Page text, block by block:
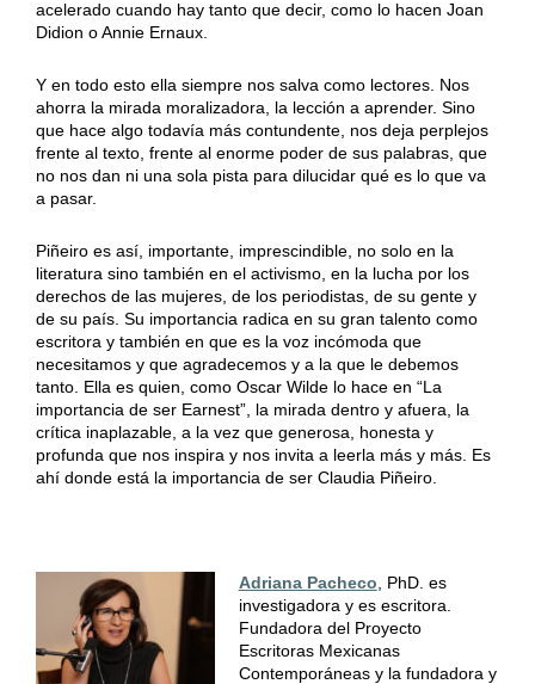
acelerado cuando hay tanto que decir, como lo hacen Joan
Didion o Annie Ernaux.
Y en todo esto ella siempre nos salva como lectores. Nos
ahorra la mirada moralizadora, la lección a aprender. Sino
que hace algo todavía más contundente, nos deja perplejos
frente al texto, frente al enorme poder de sus palabras, que
no nos dan ni una sola pista para dilucidar qué es lo que va
a pasar.
Piñeiro es así, importante, imprescindible, no solo en la
literatura sino también en el activismo, en la lucha por los
derechos de las mujeres, de los periodistas, de su gente y
de su país. Su importancia radica en su gran talento como
escritora y también en que es la voz incómoda que
necesitamos y que agradecemos y a la que le debemos
tanto. Ella es quien, como Oscar Wilde lo hace en “La
importancia de ser Earnest”, la mirada dentro y afuera, la
crítica inaplazable, a la vez que generosa, honesta y
profunda que nos inspira y nos invita a leerla más y más. Es
ahí donde está la importancia de ser Claudia Piñeiro.
Adriana Pacheco , PhD. es
investigadora y es escritora.
Fundadora del Proyecto
Escritoras Mexicanas
Contemporáneas y la fundadora y